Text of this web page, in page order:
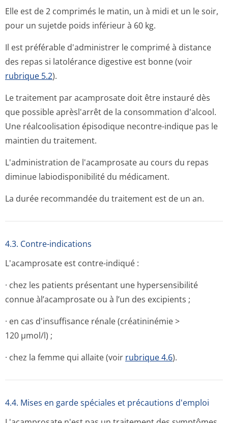
Elle est de 2 comprimés le matin, un à midi et un le soir,
pour un sujetde poids inférieur à 60 kg.
Il est préférable d'administrer le comprimé à distance
des repas si latolérance digestive est bonne (voir
rubrique 5.2).
Le traitement par acamprosate doit être instauré dès
que possible aprèsl'arrêt de la consommation d'alcool.
Une réalcoolisation épisodique necontre-indique pas le
maintien du traitement.
L'administration de l'acamprosate au cours du repas
diminue labiodisponibilité du médicament.
La durée recommandée du traitement est de un an.
4.3. Contre-indications
L'acamprosate est contre-indiqué :
· chez les patients présentant une hypersensibilité
connue àl’acamprosate ou à l’un des excipients ;
· en cas d'insuffisance rénale (créatininémie >
120 µmol/l) ;
· chez la femme qui allaite (voir rubrique 4.6).
4.4. Mises en garde spéciales et précautions d'emploi